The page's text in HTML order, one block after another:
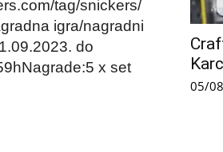
tag/snickers/
igra/nagradni
do
x set
05/